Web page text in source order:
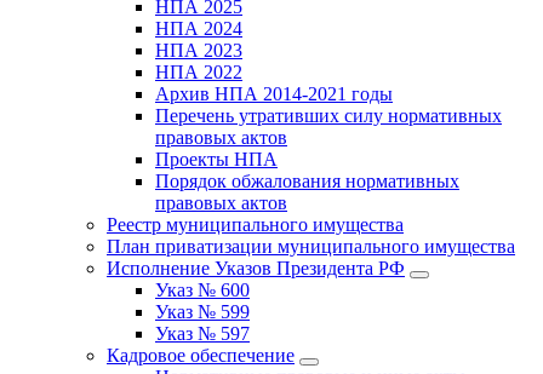
НПА 2025
НПА 2024
НПА 2023
НПА 2022
Архив НПА 2014-2021 годы
Перечень утративших силу нормативных
правовых актов
Проекты НПА
Порядок обжалования нормативных
правовых актов
Реестр муниципального имущества
План приватизации муниципального имущества
Исполнение Указов Президента РФ
Указ № 600
Указ № 599
Указ № 597
Кадровое обеспечение